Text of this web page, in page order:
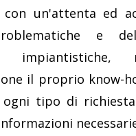
con un'attenta ed
e
impiantistiche,
il proprio know-
tipo di